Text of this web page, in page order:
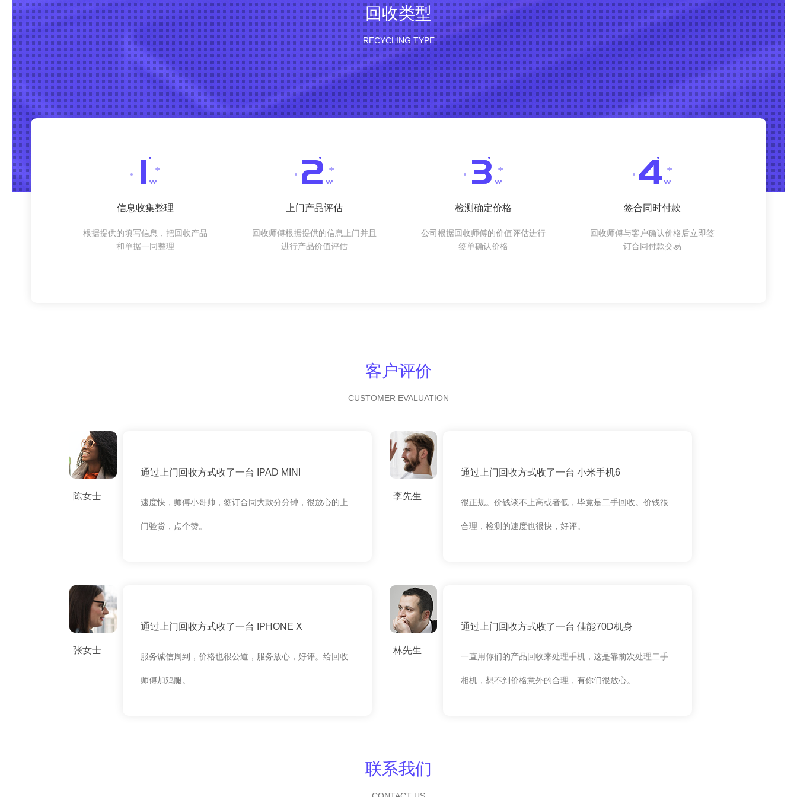
回收类型
RECYCLING TYPE
信息收集整理
根据提供的填写信息，把回收产品
和单据一同整理
上门产品评估
回收师傅根据提供的信息上门并且
进行产品价值评估
检测确定价格
公司根据回收师傅的价值评估进行
签单确认价格
签合同时付款
回收师傅与客户确认价格后立即签
订合同付款交易
客户评价
CUSTOMER EVALUATION
陈女士
通过上门回收方式收了一台 IPAD MINI
速度快，师傅小哥帅，签订合同大款分分钟，很放心的上
门验货，点个赞。
李先生
通过上门回收方式收了一台 小米手机6
很正规。价钱谈不上高或者低，毕竟是二手回收。价钱很
合理，检测的速度也很快，好评。
张女士
通过上门回收方式收了一台 IPHONE X
服务诚信周到，价格也很公道，服务放心，好评。给回收
师傅加鸡腿。
林先生
通过上门回收方式收了一台 佳能70D机身
一直用你们的产品回收来处理手机，这是靠前次处理二手
相机，想不到价格意外的合理，有你们很放心。
联系我们